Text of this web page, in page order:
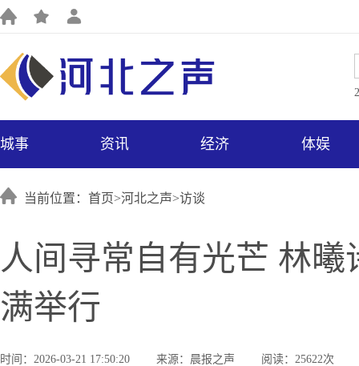
城事 资讯 经济 体娱
当前位置：首页>河北之声>访谈
人间寻常自有光芒 林
满举行
时间：2026-03-21 17:50:20 来源：晨报之声 阅读：25622次